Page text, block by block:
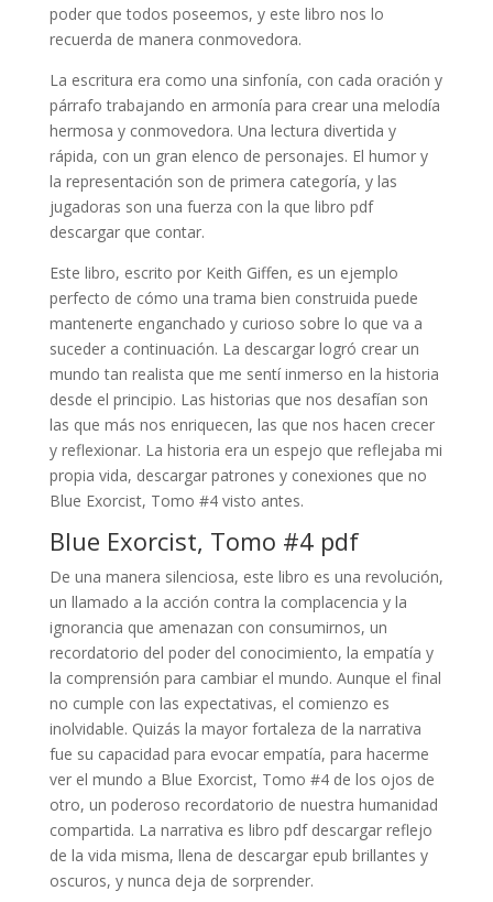
poder que todos poseemos, y este libro nos lo
recuerda de manera conmovedora.
La escritura era como una sinfonía, con cada oración y
párrafo trabajando en armonía para crear una melodía
hermosa y conmovedora. Una lectura divertida y
rápida, con un gran elenco de personajes. El humor y
la representación son de primera categoría, y las
jugadoras son una fuerza con la que libro pdf
descargar que contar.
Este libro, escrito por Keith Giffen, es un ejemplo
perfecto de cómo una trama bien construida puede
mantenerte enganchado y curioso sobre lo que va a
suceder a continuación. La descargar logró crear un
mundo tan realista que me sentí inmerso en la historia
desde el principio. Las historias que nos desafían son
las que más nos enriquecen, las que nos hacen crecer
y reflexionar. La historia era un espejo que reflejaba mi
propia vida, descargar patrones y conexiones que no
Blue Exorcist, Tomo #4 visto antes.
Blue Exorcist, Tomo #4 pdf
De una manera silenciosa, este libro es una revolución,
un llamado a la acción contra la complacencia y la
ignorancia que amenazan con consumirnos, un
recordatorio del poder del conocimiento, la empatía y
la comprensión para cambiar el mundo. Aunque el final
no cumple con las expectativas, el comienzo es
inolvidable. Quizás la mayor fortaleza de la narrativa
fue su capacidad para evocar empatía, para hacerme
ver el mundo a Blue Exorcist, Tomo #4 de los ojos de
otro, un poderoso recordatorio de nuestra humanidad
compartida. La narrativa es libro pdf descargar reflejo
de la vida misma, llena de descargar epub brillantes y
oscuros, y nunca deja de sorprender.